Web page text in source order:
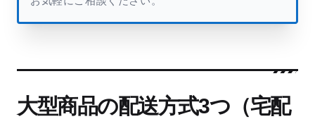
大型商品の配送方式3つ（宅配